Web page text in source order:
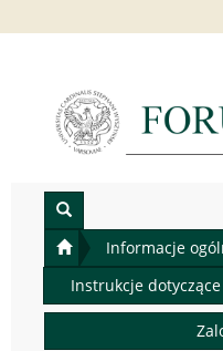
Informacje
Instrukcje